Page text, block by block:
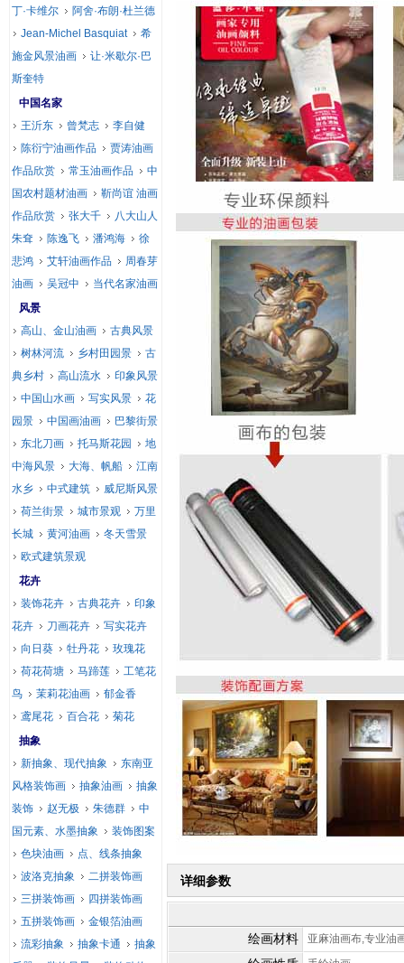
详细参数
绘画材料 亚麻油画布,专业油
丁·卡维尔
阿舍·布朗·杜兰德
Jean-Michel Basquiat
希
施金风景油画
让·米歇尔·巴
斯奎特
中国名家
王沂东
曾梵志
李自健
陈衍宁油画作品
贾涛油画
作品欣赏
常玉油画作品
中
国农村题材油画
靳尚谊 油画
作品欣赏
张大千
八大山人
朱耷
陈逸飞 潘鸿海
徐
悲鸿
艾轩油画作品
周春芽
油画
吴冠中
当代名家油画
风景
高山、金山油画
古典风景
树林河流
乡村田园景
古
典乡村
高山流水
印象风景
中国山水画
写实风景
花
园景
中国画油画
巴黎街景
东北刀画
托马斯花园
地
中海风景
大海、帆船
江南
水乡
中式建筑
威尼斯风景
荷兰街景
城市景观
万里
长城
黄河油画
冬天雪景
欧式建筑景观
花卉
装饰花卉
古典花卉
印象
花卉
刀画花卉
写实花卉
向日葵
牡丹花
玫瑰花
荷花荷塘
马蹄莲
工笔花
鸟
茉莉花油画
郁金香
鸢尾花
百合花
菊花
抽象
新抽象、现代抽象
东南亚
风格装饰画
抽象油画
抽象
装饰
赵无极 朱德群
中
国元素、水墨抽象
装饰图案
色块油画
点、线条抽象
波洛克抽象
二拼装饰画
三拼装饰画
四拼装饰画
五拼装饰画
金银箔油画
流彩抽象
抽象卡通
抽象